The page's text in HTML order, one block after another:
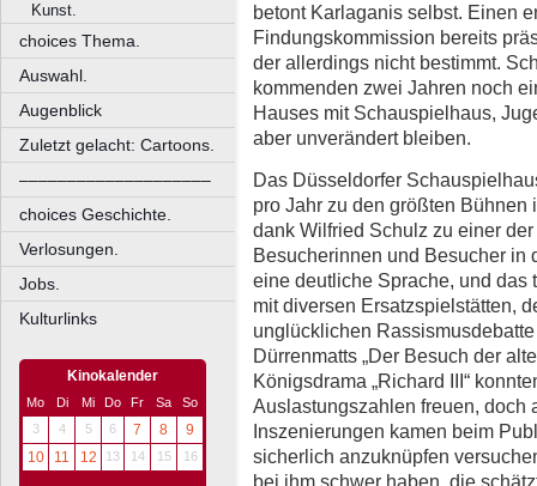
Kunst.
choices Thema.
Auswahl.
Augenblick
Zuletzt gelacht: Cartoons.
––––––––––––––––––––
choices Geschichte.
Verlosungen.
Jobs.
Kulturlinks
Kinokalender
Mo Di Mi Do Fr Sa
So
3
4 5 6 7 8
9
10
11 12 13 14 15 16
betont Karlaganis selbst. Einen
Findungskommission bereits
der allerdings nicht bestimmt.
kommenden zwei Jahren noch
Hauses mit Schauspielhaus,
aber unverändert bleiben.
Das Düsseldorfer
pro Jahr zu den größten
dank Wilfried Schulz zu einer
Besucherinnen und Besucher in
eine deutliche Sprache, und das
mit diversen Ersatzspielstätten,
unglücklichen
Dürrenmatts „Der Besuch der
Königsdrama „Richard III“
Auslastungszahlen freuen, doch
Inszenierungen kamen beim
sicherlich anzuknüpfen
bei ihm schwer haben, die